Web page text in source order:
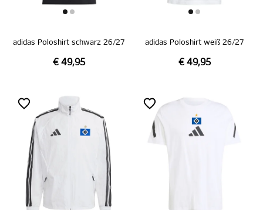
adidas Poloshirt schwarz 26/27
€ 49,95
adidas Poloshirt weiß 26/27
€ 49,95